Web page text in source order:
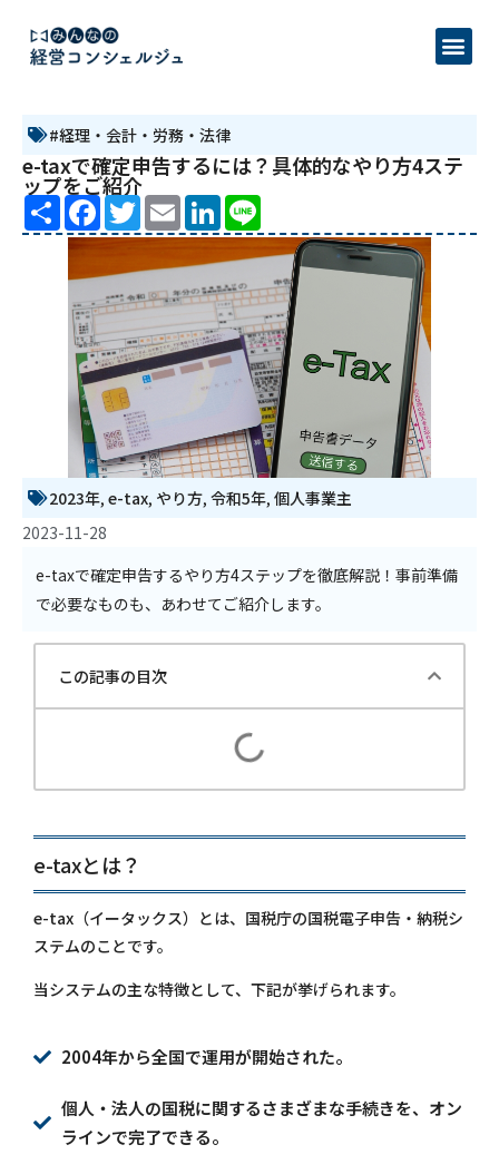
#経理・会計・労務・法律
e-taxで確定申告するには？具体的なやり方4ステ
ップをご紹介
Share Facebook
TwitterEmail LinkedIn
2023年, e-tax, やり方, 令和5年, 個人事業主
2023-11-28
e-taxで確定申告するやり方4ステップを徹底解説！事前準備
で必要なものも、あわせてご紹介します。
この記事の目次
e-taxとは？
e-tax（イータックス）とは、国税庁の国税電子申告・納税シ
ステムのことです。
当システムの主な特徴として、下記が挙げられます。
2004年から全国で運用が開始された。
個人・法人の国税に関するさまざまな手続きを、オン
ラインで完了できる。